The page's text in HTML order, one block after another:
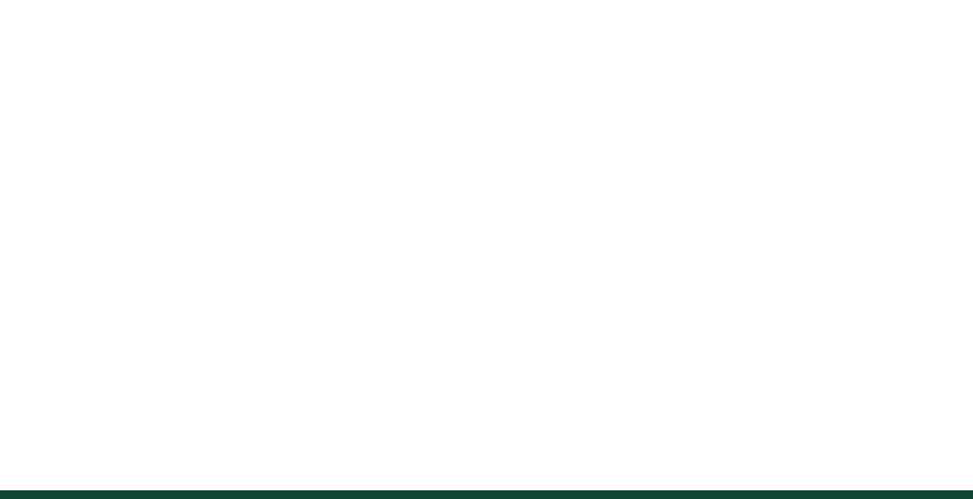
Leer más agosto 4, 2026 Leer más julio 28, 2026